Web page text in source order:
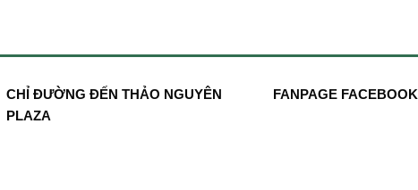
CHỈ ĐƯỜNG ĐẾN THẢO NGUYÊN
PLAZA
FANPAGE FACEBOOK